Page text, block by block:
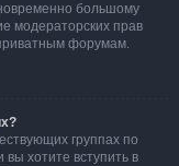
большому
модераторских прав
форумам.
группах по
хотите вступить в